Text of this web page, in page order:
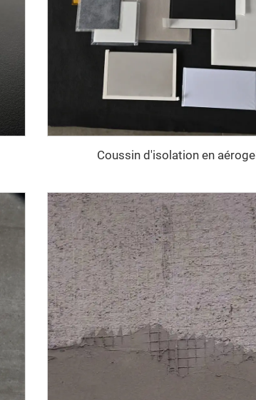
Coussin d'isolation en aérogel